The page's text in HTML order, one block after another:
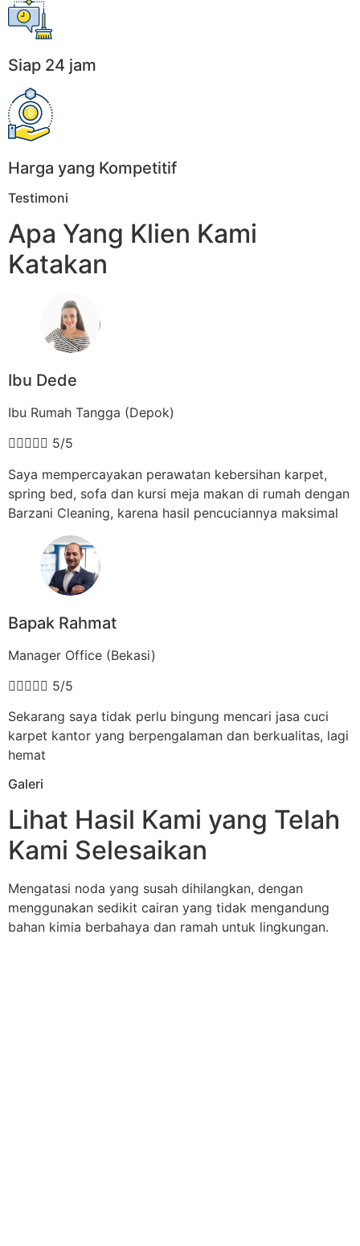
Siap 24 jam
Harga yang Kompetitif
Testimoni
Apa Yang Klien Kami
Katakan
Ibu Dede
Ibu Rumah Tangga (Depok)
 5/5
Saya mempercayakan perawatan kebersihan karpet,
spring bed, sofa dan kursi meja makan di rumah dengan
Barzani Cleaning, karena hasil pencuciannya maksimal
Bapak Rahmat
Manager Office (Bekasi)
 5/5
Sekarang saya tidak perlu bingung mencari jasa cuci
karpet kantor yang berpengalaman dan berkualitas, lagi
hemat
Galeri
Lihat Hasil Kami yang Telah
Kami Selesaikan
Mengatasi noda yang susah dihilangkan, dengan
menggunakan sedikit cairan yang tidak mengandung
bahan kimia berbahaya dan ramah untuk lingkungan.